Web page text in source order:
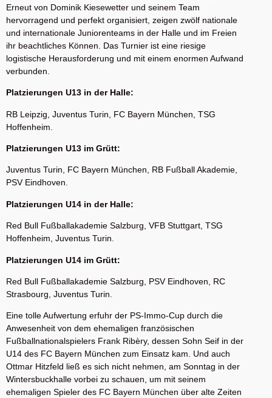
Erneut von Dominik Kiesewetter und seinem Team
hervorragend und perfekt organisiert, zeigen zwölf nationale
und internationale Juniorenteams in der Halle und im Freien
ihr beachtliches Können. Das Turnier ist eine riesige
logistische Herausforderung und mit einem enormen Aufwand
verbunden.
Platzierungen U13 in der Halle:
RB Leipzig, Juventus Turin, FC Bayern München, TSG
Hoffenheim.
Platzierungen U13 im Grütt:
Juventus Turin, FC Bayern München, RB Fußball Akademie,
PSV Eindhoven.
Platzierungen U14 in der Halle:
Red Bull Fußballakademie Salzburg, VFB Stuttgart, TSG
Hoffenheim, Juventus Turin.
Platzierungen U14 im Grütt:
Red Bull Fußballakademie Salzburg, PSV Eindhoven, RC
Strasbourg, Juventus Turin.
Eine tolle Aufwertung erfuhr der PS-Immo-Cup durch die
Anwesenheit von dem ehemaligen französischen
Fußballnationalspielers Frank Ribèry, dessen Sohn Seif in der
U14 des FC Bayern München zum Einsatz kam. Und auch
Ottmar Hitzfeld ließ es sich nicht nehmen, am Sonntag in der
Wintersbuckhalle vorbei zu schauen, um mit seinem
ehemaligen Spieler des FC Bayern München über alte Zeiten